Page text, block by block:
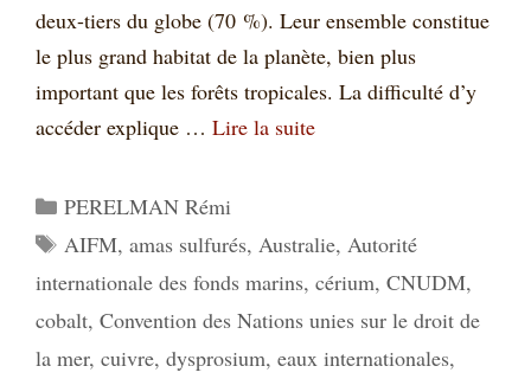
deux-tiers du globe (70 %). Leur ensemble constitue
le plus grand habitat de la planète, bien plus
important que les forêts tropicales. La difficulté d’y
accéder explique … Lire la suite
Catégories
PERELMAN Rémi
Étiquettes
AIFM, amas sulfurés, Australie, Autorité
internationale des fonds marins, cérium, CNUDM,
cobalt, Convention des Nations unies sur le droit de
la mer, cuivre, dysprosium, eaux internationales,